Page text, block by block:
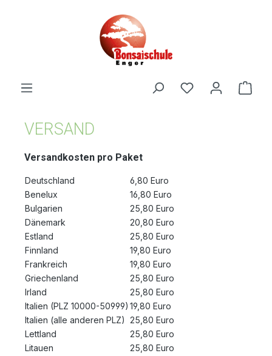
VERSAND
Versandkosten pro Paket
Deutschland
6,80 Euro
Benelux
16,80 Euro
Bulgarien
25,80 Euro
Dänemark
20,80 Euro
Estland
25,80 Euro
Finnland
19,80 Euro
Frankreich
19,80 Euro
Griechenland
25,80 Euro
Irland
25,80 Euro
Italien (PLZ 10000-50999) 19,80 Euro
Italien (alle anderen PLZ) 25,80 Euro
Lettland
25,80 Euro
Litauen
25,80 Euro